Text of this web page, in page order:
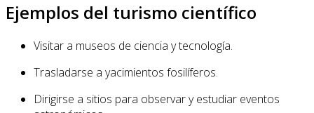
Ejemplos del turismo científico
Visitar a museos de ciencia y tecnología.
Trasladarse a yacimientos fosilíferos.
Dirigirse a sitios para observar y estudiar eventos